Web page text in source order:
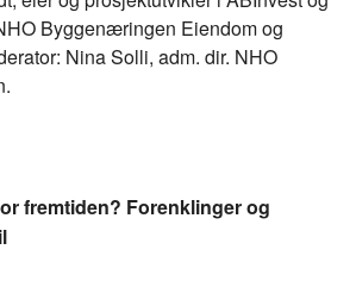
Byggenæringen Eiendom og
Nina Solli, adm. dir. NHO
fremtiden? Forenklinger og